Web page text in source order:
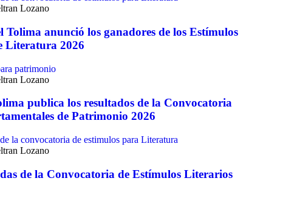
Lozano
Tolima anunció los ganadores de los Estímulos
Literatura 2026
Lozano
publica los resultados de la Convocatoria
de Patrimonio 2026
Lozano
de la Convocatoria de Estímulos Literarios